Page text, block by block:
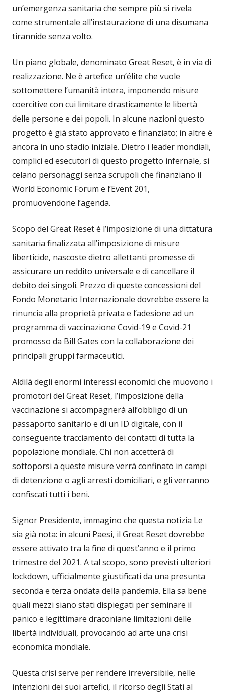
un’emergenza sanitaria che sempre più si rivela
come strumentale all’instaurazione di una disumana
tirannide senza volto.
Un piano globale, denominato Great Reset, è in via di
realizzazione. Ne è artefice un’élite che vuole
sottomettere l’umanità intera, imponendo misure
coercitive con cui limitare drasticamente le libertà
delle persone e dei popoli. In alcune nazioni questo
progetto è già stato approvato e finanziato; in altre è
ancora in uno stadio iniziale. Dietro i leader mondiali,
complici ed esecutori di questo progetto infernale, si
celano personaggi senza scrupoli che finanziano il
World Economic Forum e l’Event 201,
promuovendone l’agenda.
Scopo del Great Reset è l’imposizione di una dittatura
sanitaria finalizzata all’imposizione di misure
liberticide, nascoste dietro allettanti promesse di
assicurare un reddito universale e di cancellare il
debito dei singoli. Prezzo di queste concessioni del
Fondo Monetario Internazionale dovrebbe essere la
rinuncia alla proprietà privata e l’adesione ad un
programma di vaccinazione Covid-19 e Covid-21
promosso da Bill Gates con la collaborazione dei
principali gruppi farmaceutici.
Aldilà degli enormi interessi economici che muovono i
promotori del Great Reset, l’imposizione della
vaccinazione si accompagnerà all’obbligo di un
passaporto sanitario e di un ID digitale, con il
conseguente tracciamento dei contatti di tutta la
popolazione mondiale. Chi non accetterà di
sottoporsi a queste misure verrà confinato in campi
di detenzione o agli arresti domiciliari, e gli verranno
confiscati tutti i beni.
Signor Presidente, immagino che questa notizia Le
sia già nota: in alcuni Paesi, il Great Reset dovrebbe
essere attivato tra la fine di quest’anno e il primo
trimestre del 2021. A tal scopo, sono previsti ulteriori
lockdown, ufficialmente giustificati da una presunta
seconda e terza ondata della pandemia. Ella sa bene
quali mezzi siano stati dispiegati per seminare il
panico e legittimare draconiane limitazioni delle
libertà individuali, provocando ad arte una crisi
economica mondiale.
Questa crisi serve per rendere irreversibile, nelle
intenzioni dei suoi artefici, il ricorso degli Stati al